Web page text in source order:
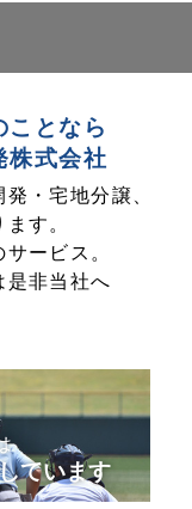
ことなら
株式会社
・宅地分譲、
す。
ービス。
是非当社へ
ています